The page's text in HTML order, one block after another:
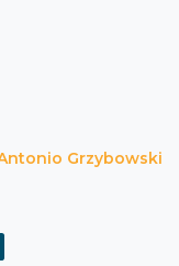
Grzybowski